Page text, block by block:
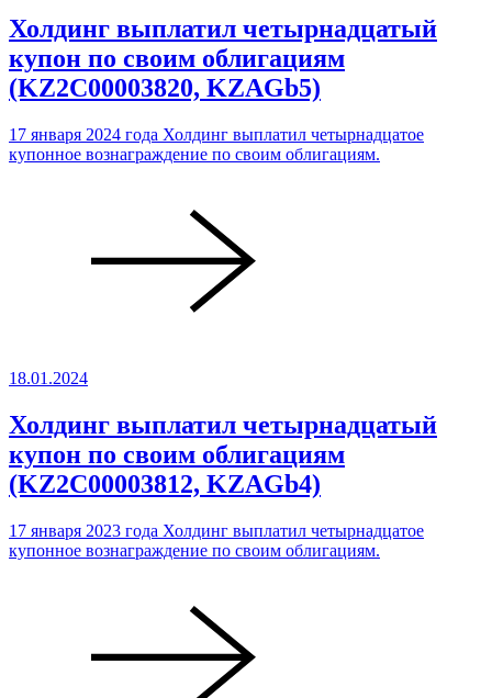
Холдинг выплатил четырнадцатый
купон по своим облигациям
(KZ2C00003820, KZAGb5)
17 января 2024 года Холдинг выплатил четырнадцатое
купонное вознаграждение по своим облигациям.
18.01.2024
Холдинг выплатил четырнадцатый
купон по своим облигациям
(KZ2C00003812, KZAGb4)
17 января 2023 года Холдинг выплатил четырнадцатое
купонное вознаграждение по своим облигациям.